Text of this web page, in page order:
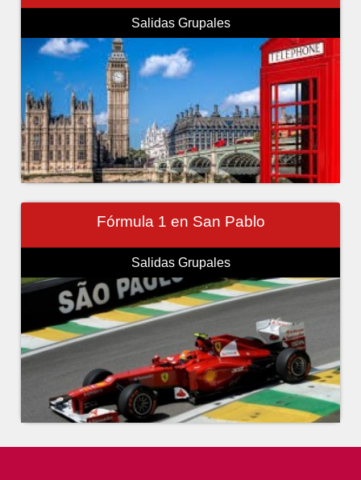
Salidas Grupales
Fórmula 1 en San Pablo
Salidas Grupales